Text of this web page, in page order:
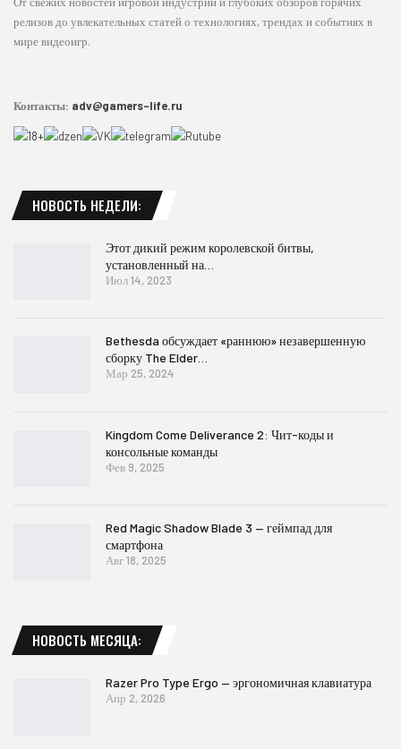
релизов до увлекательных статей о технологиях, трендах и событиях в
мире видеоигр.
Контакты: adv@gamers-life.ru
НОВОСТЬ НЕДЕЛИ:
Этот дикий режим королевской битвы,
установленный на…
Июл 14, 2023
Bethesda обсуждает «раннюю» незавершенную
сборку The Elder…
Мар 25, 2024
Kingdom Come Deliverance 2: Чит-коды и
консольные команды
Фев 9, 2025
Red Magic Shadow Blade 3 — геймпад для
смартфона
Авг 18, 2025
НОВОСТЬ МЕСЯЦА:
Razer Pro Type Ergo — эргономичная клавиатура
Апр 2, 2026